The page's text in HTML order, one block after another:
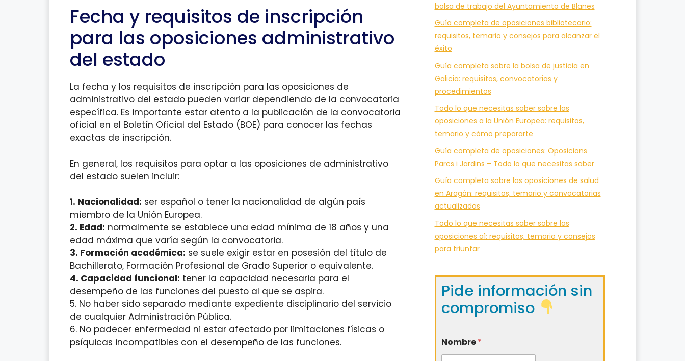
Fecha y requisitos de inscripción
para las oposiciones administrativo
del estado
La fecha y los requisitos de inscripción para las oposiciones de
administrativo del estado pueden variar dependiendo de la convocatoria
específica. Es importante estar atento a la publicación de la convocatoria
oficial en el Boletín Oficial del Estado (BOE) para conocer las fechas
exactas de inscripción.
En general, los requisitos para optar a las oposiciones de administrativo
del estado suelen incluir:
1. Nacionalidad: ser español o tener la nacionalidad de algún país
miembro de la Unión Europea.
2. Edad: normalmente se establece una edad mínima de 18 años y una
edad máxima que varía según la convocatoria.
3. Formación académica: se suele exigir estar en posesión del título de
Bachillerato, Formación Profesional de Grado Superior o equivalente.
4. Capacidad funcional: tener la capacidad necesaria para el
desempeño de las funciones del puesto al que se aspira.
5. No haber sido separado mediante expediente disciplinario del servicio
de cualquier Administración Pública.
6. No padecer enfermedad ni estar afectado por limitaciones físicas o
psíquicas incompatibles con el desempeño de las funciones.
bolsa de trabajo del Ayuntamiento de Blanes
Guía completa de oposiciones bibliotecario:
requisitos, temario y consejos para alcanzar el
éxito
Guía completa sobre la bolsa de justicia en
Galicia: requisitos, convocatorias y
procedimientos
Todo lo que necesitas saber sobre las
oposiciones a la Unión Europea: requisitos,
temario y cómo prepararte
Guía completa de oposiciones: Oposicions
Parcs i Jardins – Todo lo que necesitas saber
Guía completa sobre las oposiciones de salud
en Aragón: requisitos, temario y convocatorias
actualizadas
Todo lo que necesitas saber sobre las
oposiciones a1: requisitos, temario y consejos
para triunfar
Pide información sin
compromiso
Nombre*